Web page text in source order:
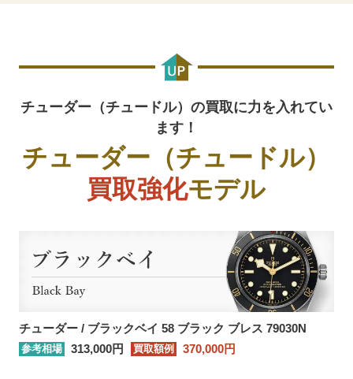
ク ブラック ファブリック 79230N
チューダー ブラックベイダーク
200,000円
チューダー ブラックベイダーク
エイジドレザー 79230DK
280,000円
チューダー ブラックベイスチー
ル ブレス 79730
230,000 円
チューダー ブラックベイスチー
ル エイジドレザー 79730
220,000円
チューダー（チュードル）
買取強化モデル
チューダー（チュードル）の買取に力を入れてい
ます！
チューダー / ブラックベイ 58 ブラック ブレス 79030N
参考相場 313,000円 買取額例 370,000円